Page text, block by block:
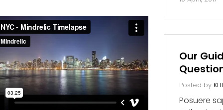
Our
Posted by
Posuere